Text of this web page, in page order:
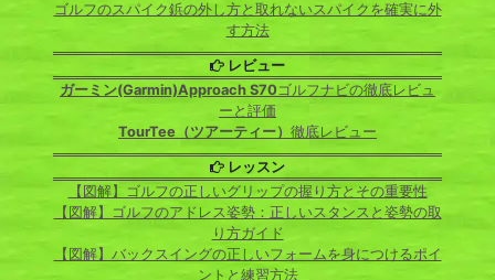
ゴルフのスパイク鋲の外し方と取れないスパイクを確実に外
す方法
レビュー
ガーミン(Garmin)Approach S70ゴルフナビの徹底レビュ
ーと評価
TourTee（ツアーティー） 徹底レビュー
レッスン
【図解】ゴルフの正しいグリップの握り方とその重要性
【図解】ゴルフのアドレス姿勢：正しいスタンスと姿勢の取
り方ガイド
【図解】バックスイングの正しいフォームを身につけるポイ
ントと練習方法